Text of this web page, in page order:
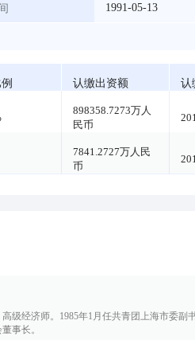
1991-05-13
认缴出资额 认
898358.7273万人
民币
7841.2727万人民
币
级经济师。1985年1月任共青团上海市委副书
事长。